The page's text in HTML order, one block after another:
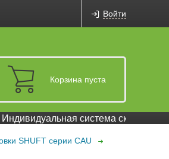
Войти
Корзина пуста
система скидок и
SHUFT серии CAU